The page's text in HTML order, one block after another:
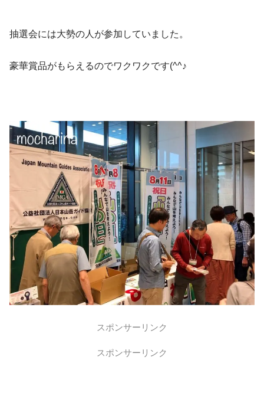
抽選会には大勢の人が参加していました。
豪華賞品がもらえるのでワクワクです(^^♪
スポンサーリンク
スポンサーリンク